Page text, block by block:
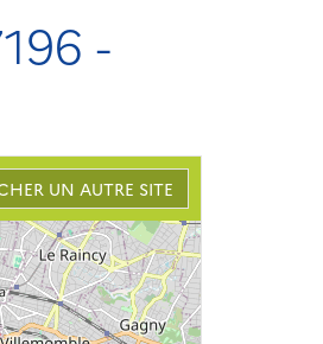
-
UN AUTRE SITE